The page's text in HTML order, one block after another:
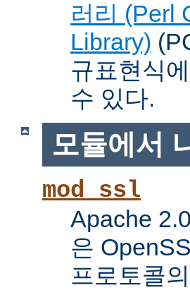
러리 (Perl
Library)
규표현식
수 있다.
모듈에서
mod_ssl
Apache
은
프로토콜